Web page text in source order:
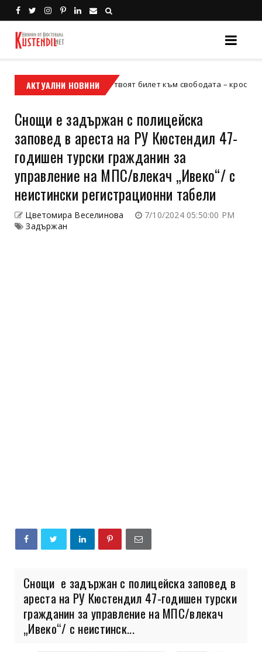
АКТУАЛНИ НОВИНИ
мотор Кой е твоят билет към свободата – кросовият мотор
Снощи е задържан с полицейска
заповед в ареста на РУ Кюстендил 47-
годишен турски гражданин за
управление на МПС/влекач „Ивеко“/ с
неистински регистрационни табели
Цветомира Веселинова
7/10/2024 05:50:00 PM
Задържан
Снощи е задържан с полицейска заповед в
ареста на РУ Кюстендил 47-годишен турски
гражданин за управление на МПС/влекач
„Ивеко“/ с неистинск...